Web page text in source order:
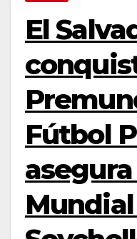
El
Fútbol